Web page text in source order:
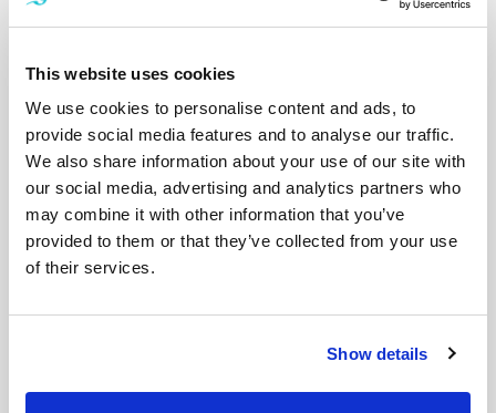
This website uses cookies
We use cookies to personalise content and ads, to
provide social media features and to analyse our traffic.
We also share information about your use of our site with
our social media, advertising and analytics partners who
may combine it with other information that you’ve
provided to them or that they’ve collected from your use
of their services.
Show details
Bangkok
Khao-Sok-Nationalpark
Koh Bulon Koh Chang
Koh Jum
Koh Kood
Koh Kradan Koh Lanta Koh Laoliang
Koh Libong
Koh Lipe
Koh Mak Koh Mook Koh Nang Yuan
Koh Ngai
Koh Phi Phi
Koh Pu Koh Samet Koh Tarutao
Koh Yao Noi
Koh Yao Yai
Krabi Lampang Lamphun Langkawi
Mae Hong Son
Naka Island
Nakhon Ratchasima Nakhon Si Thammarat
Pattaya
Phang Nga
Phuket
Lageplan